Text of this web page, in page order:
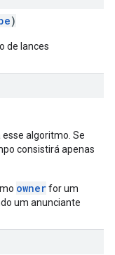
)
de lances
algoritmo. Se
consistirá apenas
ownerfor um
um anunciante